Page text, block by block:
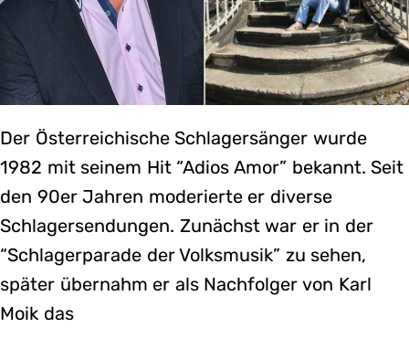
Der Österreichische Schlagersänger wurde
1982 mit seinem Hit “Adios Amor” bekannt. Seit
den 90er Jahren moderierte er diverse
Schlagersendungen. Zunächst war er in der
“Schlagerparade der Volksmusik” zu sehen,
später übernahm er als Nachfolger von Karl
Moik das